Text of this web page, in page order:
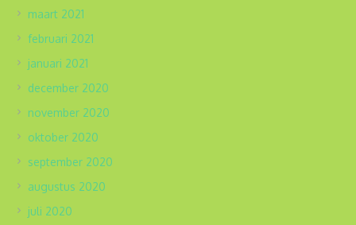
maart 2021
februari 2021
januari 2021
december 2020
november 2020
oktober 2020
september 2020
augustus 2020
juli 2020